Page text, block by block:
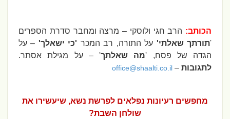
הכותב:הרב חגי ולוסקי – מרצה ומחבר סדרת הספרים
תורתך שאלתי'על התורה, רב המכר'כי ישאלך'– על
הגדה של פסח, ' מה שאלתך' – על מגילת אסתר.
לתגובות–
office@shaalti.co.il
מחפשים רעיונות נפלאים לפרשת נשא, שיעשירו את
שולחן השבת?